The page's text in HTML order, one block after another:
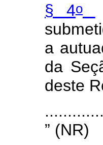
§ 4o
a
da
deste
” (NR)